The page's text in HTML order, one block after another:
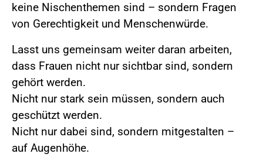
keine Nischenthemen sind – sondern Fragen
von Gerechtigkeit und Menschenwürde.
Lasst uns gemeinsam weiter daran arbeiten,
dass Frauen nicht nur sichtbar sind, sondern
gehört werden.
Nicht nur stark sein müssen, sondern auch
geschützt werden.
Nicht nur dabei sind, sondern mitgestalten –
auf Augenhöhe.